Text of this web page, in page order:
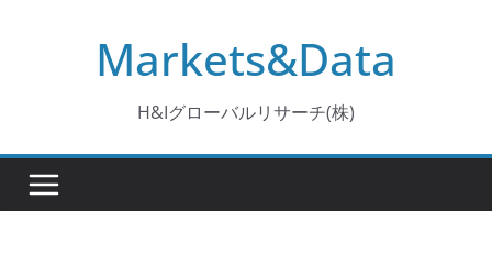
Markets&Data
H&Iグローバルリサーチ(株)